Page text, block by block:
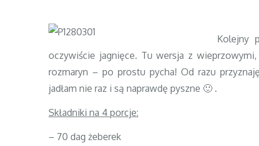
Kolejny
oczywiście jagnięce. Tu wersja z
rozmaryn – po prostu pycha! Od razu
jadłam nie raz i są naprawdę pyszne 🙂 .
Składniki na 4 porcje:
– 70 dag żeberek